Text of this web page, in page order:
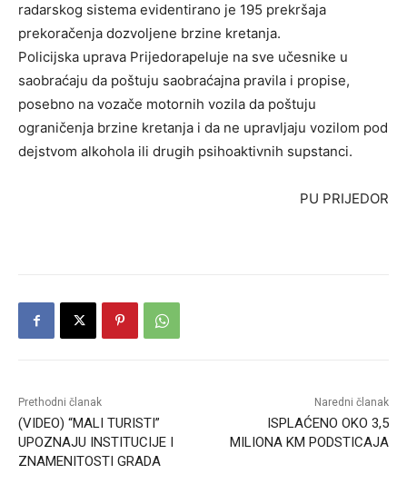
radarskog sistema evidentirano je 195 prekršaja
prekoračenja dozvoljene brzine kretanja.
Policijska uprava Prijedorapeluje na sve učesnike u
saobraćaju da poštuju saobraćajna pravila i propise,
posebno na vozače motornih vozila da poštuju
ograničenja brzine kretanja i da ne upravljaju vozilom pod
dejstvom alkohola ili drugih psihoaktivnih supstanci.
PU PRIJEDOR
Prethodni članak
(VIDEO) “MALI TURISTI”
UPOZNAJU INSTITUCIJE I
ZNAMENITOSTI GRADA
Naredni članak
ISPLAĆENO OKO 3,5
MILIONA KM PODSTICAJA